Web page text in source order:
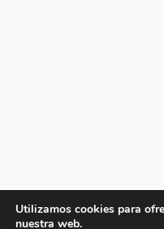
Utilizamos cookies para
nuestra web.